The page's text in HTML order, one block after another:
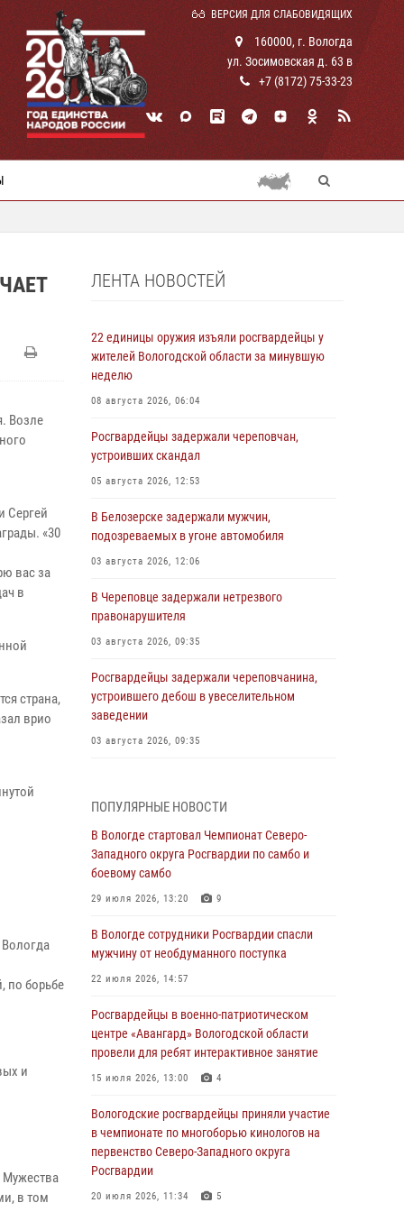
ВЕРСИЯ ДЛЯ СЛАБОВИДЯЩИХ
160000, г. Вологда
ул. Зосимовская д. 63 в
+7 (8172) 75-33-23
Возле
Сергей
«30
вас за
в
страна,
врио
по борьбе
и
Мужества
в том
ЛЕНТА НОВОСТЕЙ
22 единицы оружия изъяли росгвардейцы у
жителей Вологодской области за минувшую
неделю
08 августа 2026, 06:04
Росгвардейцы задержали череповчан,
устроивших скандал
05 августа 2026, 12:53
В Белозерске задержали мужчин,
подозреваемых в угоне автомобиля
03 августа 2026, 12:06
В Череповце задержали нетрезвого
правонарушителя
03 августа 2026, 09:35
Росгвардейцы задержали череповчанина,
устроившего дебош в увеселительном
заведении
03 августа 2026, 09:35
магазина
03 августа 2026, 09:34
В Вологде определились победители и
призеры Чемпионатов Северо-Западного
самбо
03 августа 2026, 08:54 8 1
ВНЕВЕДОМСТВЕННОЙ ОХРАНЫ РОСГВАРДИИ
В ВОЛОГОДСКОЙ ОБЛАСТИ ЗАДЕРЖАНО 23
ПРАВОНАРУШИТЕЛЯ
02 августа 2026, 10:37
Росгвардейцы в г. Соколе задержали
несовершеннолетнего нарушителя
на питбайке
31 июля 2026, 06:43
ПОПУЛЯРНЫЕ НОВОСТИ
В Вологде стартовал Чемпионат Северо-
Западного округа Росгвардии по самбо и
боевому самбо
29 июля 2026, 13:20 9
В Вологде сотрудники Росгвардии спасли
мужчину от необдуманного поступка
22 июля 2026, 14:57
Росгвардейцы в военно-патриотическом
центре «Авангард» Вологодской области
провели для ребят интерактивное занятие
15 июля 2026, 13:00 4
Вологодские росгвардейцы приняли участие
в чемпионате по многоборью кинологов на
первенство Северо-Западного округа
Росгвардии
20 июля 2026, 11:34 5